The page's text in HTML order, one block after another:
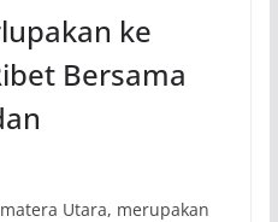
ke
Bersama
Utara, merupakan